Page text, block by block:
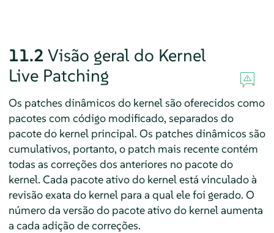
11.2 Visão geral do Kernel
Live Patching
Os patches dinâmicos do kernel são oferecidos como
pacotes com código modificado, separados do
pacote do kernel principal. Os patches dinâmicos são
cumulativos, portanto, o patch mais recente contém
todas as correções dos anteriores no pacote do
kernel. Cada pacote ativo do kernel está vinculado à
revisão exata do kernel para a qual ele foi gerado. O
número da versão do pacote ativo do kernel aumenta
a cada adição de correções.